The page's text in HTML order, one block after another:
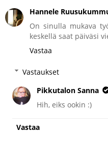
Hannele
On sinulla mukava
keskellä saat päiväsi
Vastaa
Vastaukset
Pikkutalon Sanna
Hih, eiks ookin :)
Vastaa